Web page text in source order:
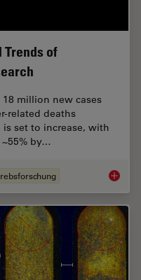
Trends of
million new cases
related deaths
set to increase, with
~55% by…